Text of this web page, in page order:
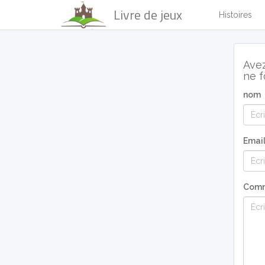
Livre de jeux Histoires
ne
nom
Email